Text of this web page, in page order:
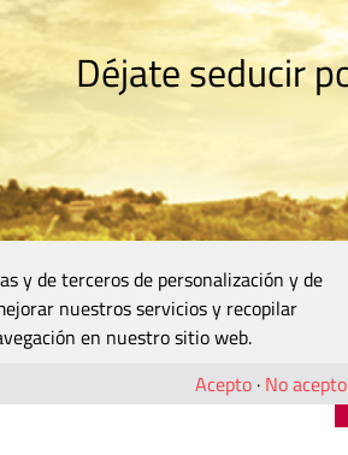
Déjate seducir
y de terceros de personalización y de
nuestros servicios y recopilar
en nuestro sitio web.
Acepto · No acepto